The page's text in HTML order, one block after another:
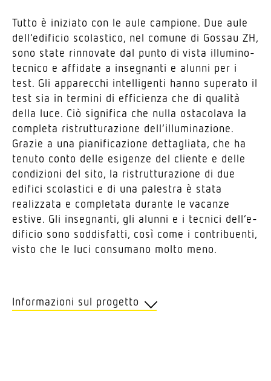
Tutto è iniziato con le aule campione. Due aule
dell’e­di­ficio scola­stico, nel comune di Gossau ZH,
sono state rinnovate dal punto di vista illu­mi­no­
tecnico e affidate a inse­gnanti e alunni per i
test. Gli appa­recchi intel­li­genti hanno superato il
test sia in termini di effi­cienza che di qualità
della luce. Ciò significa che nulla osta­colava la
completa ristrut­tu­ra­zione dell’il­lu­mi­na­zione.
Grazie a una piani­fi­ca­zione detta­gliata, che ha
tenuto conto delle esigenze del cliente e delle
condi­zioni del sito, la ristrut­tu­ra­zione di due
edifici scola­stici e di una palestra è stata
realizzata e completata durante le vacanze
estive. Gli inse­gnanti, gli alunni e i tecnici dell’e­
di­ficio sono soddi­sfatti, così come i contri­buenti,
visto che le luci consumano molto meno.
Infor­ma­zioni sul progetto